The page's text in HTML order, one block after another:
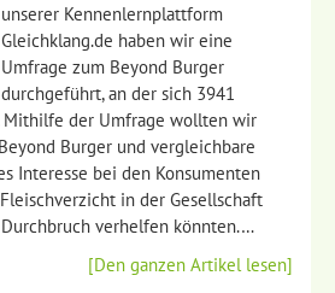
unserer Kennenlernplattform
Gleichklang.de haben wir eine
Umfrage zum Beyond Burger
durchgeführt, an der sich 3941
Mithilfe der Umfrage wollten wir
Burger und vergleichbare
Interesse bei den Konsumenten
in der Gesellschaft
verhelfen könnten.…
[Den ganzen Artikel lesen]